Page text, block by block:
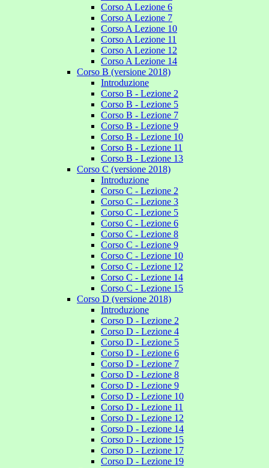
Corso A Lezione 6
Corso A Lezione 7
Corso A Lezione 10
Corso A Lezione 11
Corso A Lezione 12
Corso A Lezione 14
Corso B (versione 2018)
Introduzione
Corso B - Lezione 2
Corso B - Lezione 5
Corso B - Lezione 7
Corso B - Lezione 9
Corso B - Lezione 10
Corso B - Lezione 11
Corso B - Lezione 13
Corso C (versione 2018)
Introduzione
Corso C - Lezione 2
Corso C - Lezione 3
Corso C - Lezione 5
Corso C - Lezione 6
Corso C - Lezione 8
Corso C - Lezione 9
Corso C - Lezione 10
Corso C - Lezione 12
Corso C - Lezione 14
Corso C - Lezione 15
Corso D (versione 2018)
Introduzione
Corso D - Lezione 2
Corso D - Lezione 4
Corso D - Lezione 5
Corso D - Lezione 6
Corso D - Lezione 7
Corso D - Lezione 8
Corso D - Lezione 9
Corso D - Lezione 10
Corso D - Lezione 11
Corso D - Lezione 12
Corso D - Lezione 14
Corso D - Lezione 15
Corso D - Lezione 17
Corso D - Lezione 19